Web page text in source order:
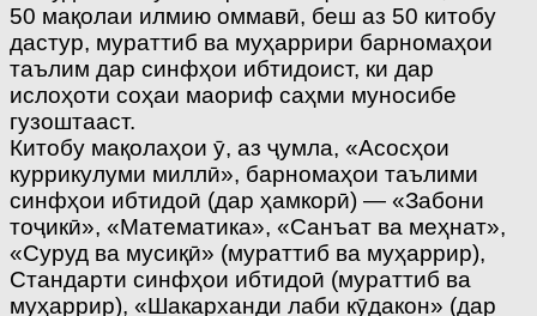
50 мақолаи илмию оммавӣ, беш аз 50 китобу
дастур, мураттиб ва муҳаррири барномаҳои
таълим дар синфҳои ибтидоист, ки дар
ислоҳоти соҳаи маориф саҳми муносибе
гузоштааст.
Китобу мақолаҳои ӯ, аз ҷумла, «Асосҳои
куррикулуми миллӣ», барномаҳои таълими
синфҳои ибтидоӣ (дар ҳамкорӣ) — «Забони
тоҷикӣ», «Математика», «Санъат ва меҳнат»,
«Суруд ва мусиқӣ» (мураттиб ва муҳаррир),
Стандарти синфҳои ибтидоӣ (мураттиб ва
муҳаррир), «Шакарханди лаби кӯдакон» (дар